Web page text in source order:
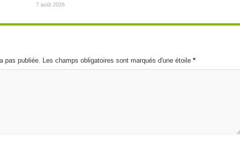
7 août 2026
pas publiée. Les champs obligatoires sont marqués d'une étoile *